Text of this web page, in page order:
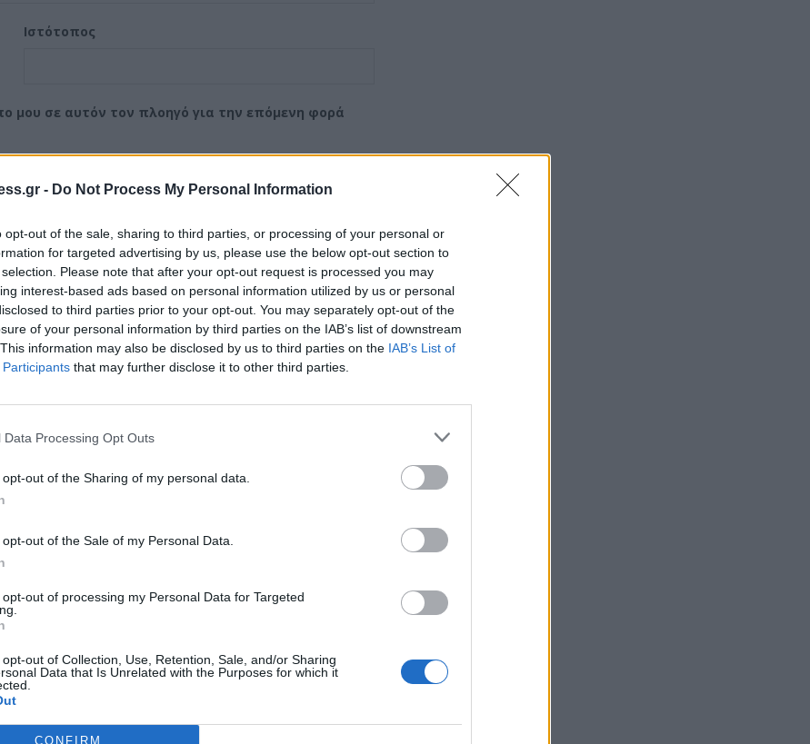
- Do Not Process My Personal Information
opt-out of the sale, sharing to third parties, or processing of your personal or
for targeted advertising by us, please use the below opt-out section to
Please note that after your opt-out request is processed you may
interest-based ads based on personal information utilized by us or personal
to third parties prior to your opt-out. You may separately opt-out of the
of your personal information by third parties on the IAB’s list of downstream
information may also be disclosed by us to third parties on the IAB’s List of
that may further disclose it to other third parties.
Data Processing Opt Outs
out of the Sharing of my personal data.
out of the Sale of my Personal Data.
out of processing my Personal Data for Targeted
out of Collection, Use, Retention, Sale, and/or Sharing
Data that Is Unrelated with the Purposes for which it
CONFIRM
Ιστότοπος
μου σε αυτόν τον πλοηγό για την επόμενη φορά